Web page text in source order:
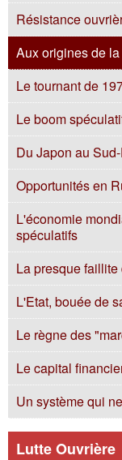
Résistance
Aux origines de
Le tournant de
Le boom
Du Japon au
Opportunités en
L'économie
spéculatifs
La presque faillite
L'Etat, bouée de
Le règne des
Le capital
Un système qui
Lutte Ouvrière